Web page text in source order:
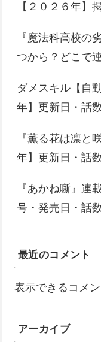
【２０２６年】
『魔法科高校の
つから？どこで
ダメスキル【自
年】更新日・話
『薫る花は凛と
年】更新日・話
『あかね噺』連
号・発売日・話
最近のコメント
表示できるコメ
アーカイブ